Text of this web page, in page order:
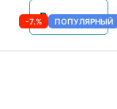
В корзину
-7.% ПОПУЛЯРНЫЙ